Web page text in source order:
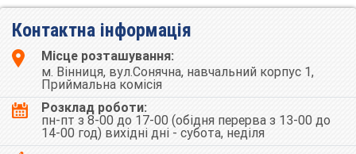
Контактна інформація
Місце розташування:
м. Вінниця, вул.Сонячна, навчальний корпус 1,
Приймальна комісія
Розклад роботи:
пн-пт з 8-00 до 17-00 (обідня перерва з 13-00 до
14-00 год) вихідні дні - субота, неділя